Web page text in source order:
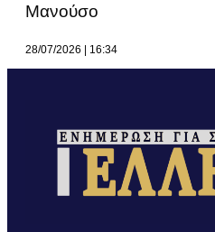
Μανούσο
28/07/2026 16:34